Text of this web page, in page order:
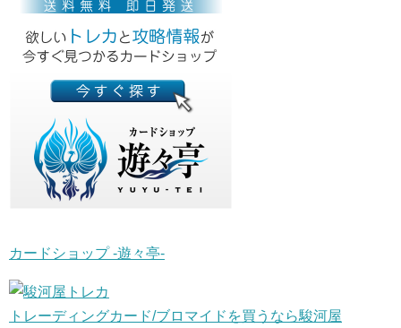
カードショップ -遊々亭-
トレーディングカード/ブロマイドを買うなら駿河屋